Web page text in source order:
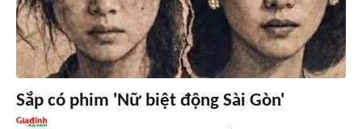
Sắp có phim 'Nữ biệt động Sài Gòn'